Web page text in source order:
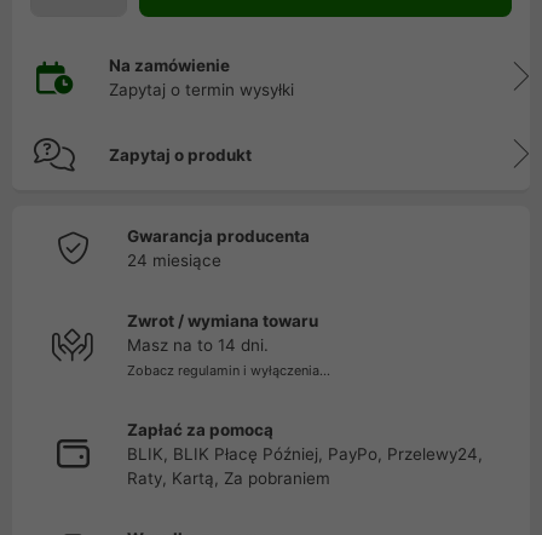
Na zamówienie
Zapytaj o termin wysyłki
Zapytaj o produkt
Gwarancja producenta
24 miesiące
Zwrot / wymiana towaru
Masz na to 14 dni.
Zobacz regulamin i wyłączenia...
Zapłać za pomocą
BLIK, BLIK Płacę Później, PayPo, Przelewy24,
Raty, Kartą, Za pobraniem